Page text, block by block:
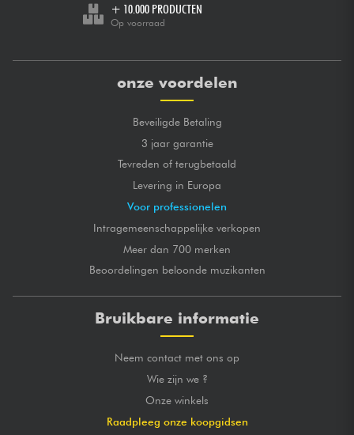
+ 10.000 PRODUCTEN
Op voorraad
onze voordelen
Beveiligde Betaling
3 jaar garantie
Tevreden of terugbetaald
Levering in Europa
Voor professionelen
Intragemeenschappelijke verkopen
Meer dan 700 merken
Beoordelingen beloonde muzikanten
Bruikbare informatie
Neem contact met ons op
Wie zijn we ?
Onze winkels
Raadpleeg onze koopgidsen